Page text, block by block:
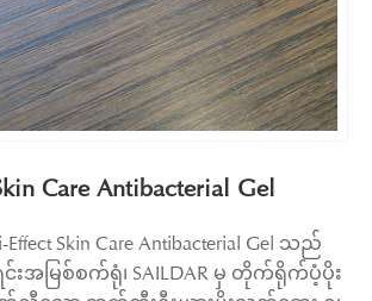
Care Antibacterial Gel
Effect Skin Care Antibacterial Gel သည်
အမြစ်စက်ရုံ၊ SAILDAR မှ တိုက်ရိုက်ပံ့ပိုး